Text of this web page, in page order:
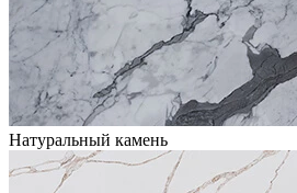
Натуральный камень